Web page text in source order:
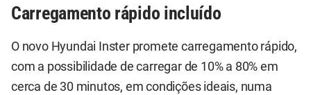
Carregamento rápido incluído
O novo Hyundai Inster promete carregamento rápido,
com a possibilidade de carregar de 10% a 80% em
cerca de 30 minutos, em condições ideais, numa